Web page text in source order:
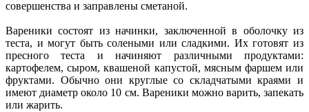
совершенства и заправлены сметаной.
Вареники состоят из начинки, заключенной в оболочку из
теста, и могут быть солеными или сладкими. Их готовят из
пресного теста и начиняют различными продуктами:
картофелем, сыром, квашеной капустой, мясным фаршем или
фруктами. Обычно они круглые со складчатыми краями и
имеют диаметр около 10 см. Вареники можно варить, запекать
или жарить.